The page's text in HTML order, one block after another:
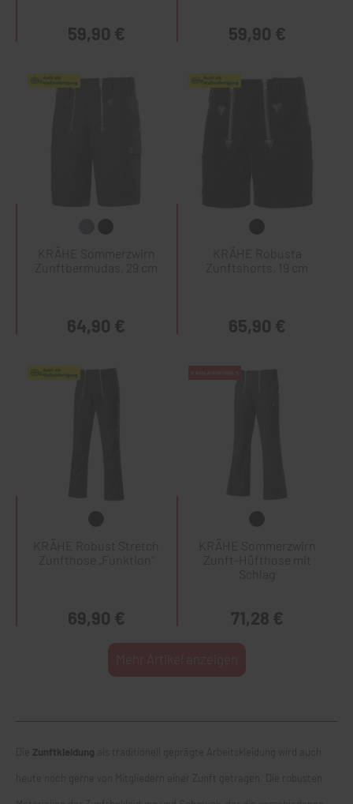
59,90 € 59,90 €
KRÄHE Sommerzwirn
Zunftbermudas, 29 cm
64,90 €
KRÄHE Robusta
Zunftshorts, 19 cm
65,90 €
KRÄHE Robust Stretch
Zunfthose „Funktion“
69,90 €
KRÄHE Sommerzwirn
Zunft-Hüfthose mit
Schlag
71,28 €
Zunftkleidung